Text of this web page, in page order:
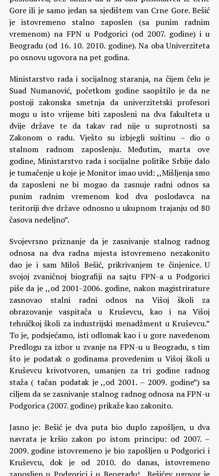
Gore ili je samo jedan sa sjedištem van Crne Gore. Bešić
je istovremeno stalno zaposlen (sa punim radnim
vremenom) na FPN u Podgorici (od 2007. godine) i u
Beogradu (od 16. 10. 2010. godine). Na oba Univerziteta
po osnovu ugovora na pet godina.
Ministarstvo rada i socijalnog staranja, na čijem čelu je
Suad Numanović, početkom godine saopštilo je da ne
postoji zakonska smetnja da univerzitetski profesori
mogu u isto vrijeme biti zaposleni na dva fakulteta u
dvije države te da takav rad nije u suprotnosti sa
Zakonom o radu. Vješto su izbjegli suštinu – dio o
stalnom radnom zaposlenju. Međutim, marta ove
godine, Ministarstvo rada i socijalne politike Srbije dalo
je tumačenje u koje je Monitor imao uvid: ,,Mišljenja smo
da zaposleni ne bi mogao da zasnuje radni odnos sa
punim radnim vremenom kod dva poslodavca na
teritoriji dve države odnosno u ukupnom trajanju od 80
časova nedeljno”.
Svojevrsno priznanje da je zasnivanje stalnog radnog
odnosa na dva radna mjesta istovremeno nezakonito
dao je i sam Miloš Bešić, prikrivanjem te činjenice. U
svojoj zvaničnoj biografiji na sajtu FPN-a u Podgorici
piše da je ,,od 2001-2006. godine, nakon magistrirature
zasnovao stalni radni odnos na Višoj školi za
obrazovanje vaspitača u Kruševcu, kao i na Višoj
tehničkoj školi za industrijski menadžment u Kruševcu.”
To je, podsjećamo, isti odlomak kao i u gore navedenom
Predlogu za izbor u zvanje na FPN-u u Beogradu, s tim
što je podatak o godinama provedenim u Višoj školi u
Kruševcu krivotvoren, umanjen za tri godine radnog
staža ( tačan podatak je ,,od 2001. – 2009. godine”) sa
ciljem da se zasnivanje stalnog radnog odnosa na FPN-u
Podgorica (2007. godine) prikaže kao zakonito.
Jasno je: Bešić je dva puta bio duplo zapošljen, u dva
navrata je kršio zakon po istom principu: od 2007. –
2009. godine istovremeno je bio zapošljen u Podgorici i
Kruševcu, dok je od 2010. do danas, istovremeno